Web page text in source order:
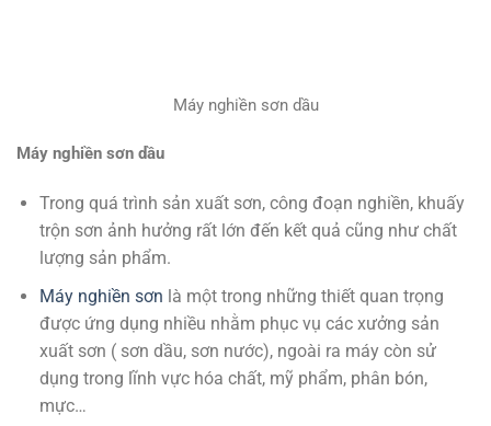
Máy nghiền sơn dầu
Máy nghiền sơn dầu
Trong quá trình sản xuất sơn, công đoạn nghiền, khuấy
trộn sơn ảnh hưởng rất lớn đến kết quả cũng như chất
lượng sản phẩm.
Máy nghiền sơn là một trong những thiết quan trọng
được ứng dụng nhiều nhằm phục vụ các xưởng sản
xuất sơn ( sơn dầu, sơn nước), ngoài ra máy còn sử
dụng trong lĩnh vực hóa chất, mỹ phẩm, phân bón,
mực…